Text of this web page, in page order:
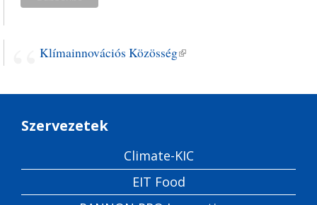
Klímainnovációs Közösség(külső hivatkozás)
Szervezetek
Climate-KIC
EIT Food